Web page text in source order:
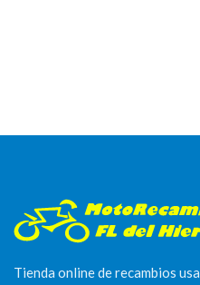
Tienda online de recambios